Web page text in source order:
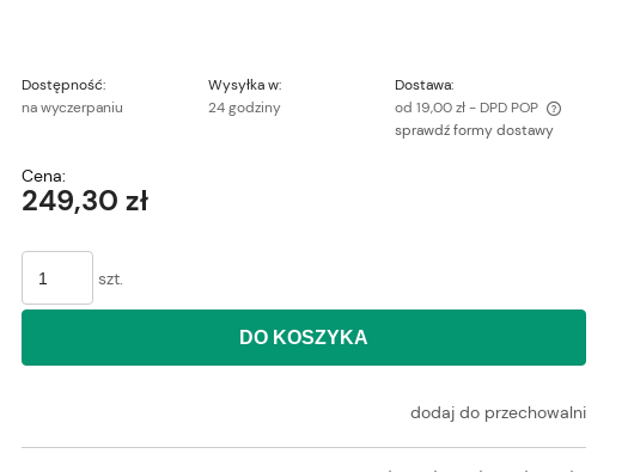
Dostępność:
na wyczerpaniu
Wysyłka w:
24 godziny
Dostawa:
od 19,00 zł - DPD POP
sprawdź formy dostawy
Cena:
249,30 zł
szt.
DO KOSZYKA
dodaj do przechowalni